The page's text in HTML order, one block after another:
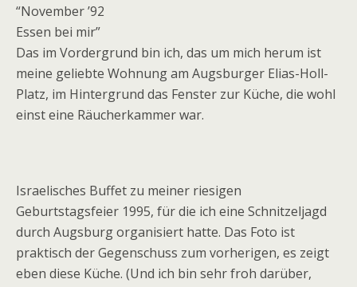
“November ’92
Essen bei mir”
Das im Vordergrund bin ich, das um mich herum ist
meine geliebte Wohnung am Augsburger Elias-Holl-
Platz, im Hintergrund das Fenster zur Küche, die wohl
einst eine Räucherkammer war.
Israelisches Buffet zu meiner riesigen
Geburtstagsfeier 1995, für die ich eine Schnitzeljagd
durch Augsburg organisiert hatte. Das Foto ist
praktisch der Gegenschuss zum vorherigen, es zeigt
eben diese Küche. (Und ich bin sehr froh darüber,